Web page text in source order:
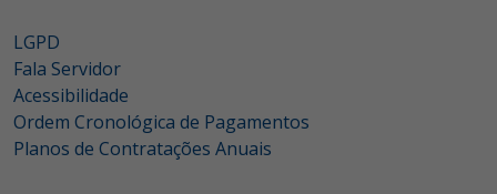
LGPD
Fala Servidor
Acessibilidade
Ordem Cronológica de Pagamentos
Planos de Contratações Anuais